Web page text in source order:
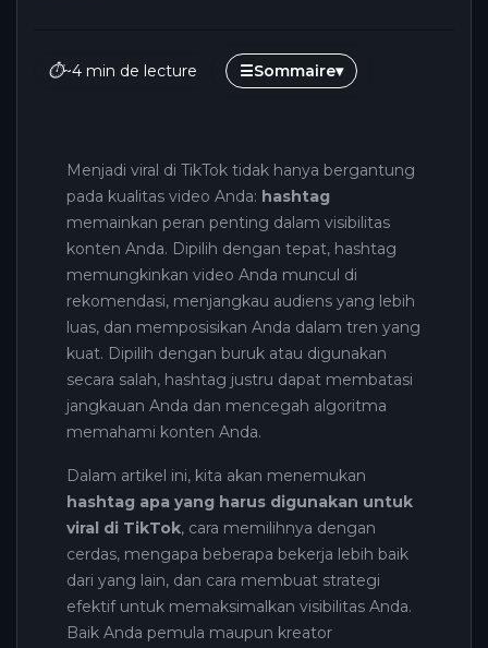
⏱~4 min de lecture ☰Sommaire▾
Menjadi viral di TikTok tidak hanya bergantung
pada kualitas video Anda: hashtag
memainkan peran penting dalam visibilitas
konten Anda. Dipilih dengan tepat, hashtag
memungkinkan video Anda muncul di
rekomendasi, menjangkau audiens yang lebih
luas, dan memposisikan Anda dalam tren yang
kuat. Dipilih dengan buruk atau digunakan
secara salah, hashtag justru dapat membatasi
jangkauan Anda dan mencegah algoritma
memahami konten Anda.
Dalam artikel ini, kita akan menemukan
hashtag apa yang harus digunakan untuk
viral di TikTok, cara memilihnya dengan
cerdas, mengapa beberapa bekerja lebih baik
dari yang lain, dan cara membuat strategi
efektif untuk memaksimalkan visibilitas Anda.
Baik Anda pemula maupun kreator